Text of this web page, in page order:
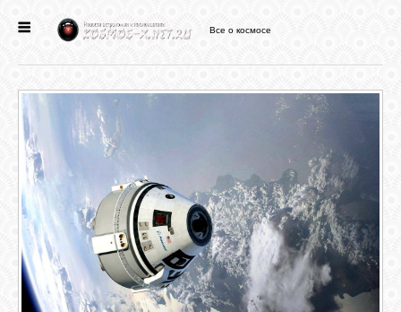
НОВОСТИ
ФОРУМ
СТАТЬИ
ФАЙЛЫ
Все о космосе